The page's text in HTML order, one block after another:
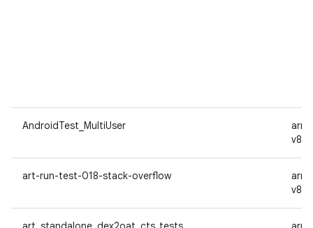
AndroidTest_MultiUser
v8a
art-run-test-018-stack-overflow
v8a